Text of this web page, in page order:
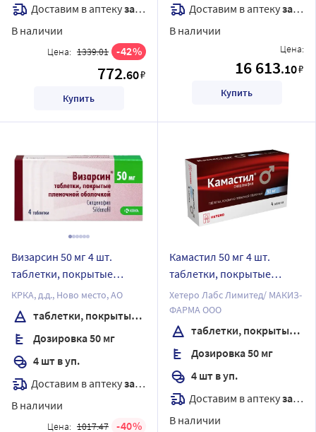
Доставим в аптекузавтра
В наличии
Цена: 1339.01 42
772.60₽
Купить
Доставим в аптекузавтра
В наличии
Цена:
16 613.10₽
Купить
Визарсин 50 мг 4 шт.
таблетки, покрытые
пленочной оболочкой
КРКА, д.д., Ново место, АО
таблетки, покрытые пленочной оболочкой
Дозировка 50 мг
4 шт в уп.
Доставим в аптекузавтра
В наличии
Цена: 1017.47 40
Камастил 50 мг 4 шт.
таблетки, покрытые
пленочной оболочкой
Хетеро Лабс Лимитед/ МАКИЗ-
ФАРМА ООО
таблетки, покрытые пленочной оболочкой
Дозировка 50 мг
4 шт в уп.
Доставим в аптекузавтра
В наличии